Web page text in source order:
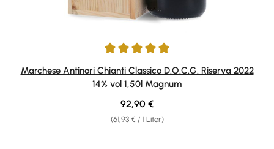
Durchschnittliche Bewertung von 5 von 5 Sternen
Marchese Antinori Chianti Classico D.O.C.G. Riserva 2022
14% vol 1,50l Magnum
(61,93 € / 1 Liter)
Regulärer Preis:
92,90 €